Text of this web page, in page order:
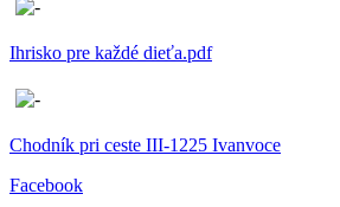
Ihrisko pre každé dieťa.pdf
Chodník pri ceste III-1225 Ivanvoce
Facebook